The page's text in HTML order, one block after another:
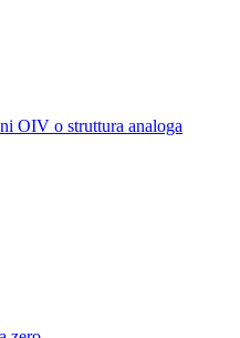
OIV o struttura analoga